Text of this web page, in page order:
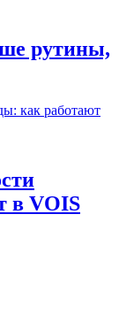
рутины,
в VOIS